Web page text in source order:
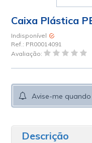
Caixa Plástica
Indisponível
Ref.: PR00014091
Avaliação:
Avise-me
Descrição